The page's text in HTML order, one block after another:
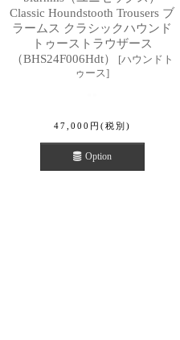
Classic Houndstooth Trousers ブ
ラームス クラシックハウンド
トゥーストラウザース
（BHS24F006Hdt）
[ハウンドト
ゥース]
47,000 円 (税別)
Option